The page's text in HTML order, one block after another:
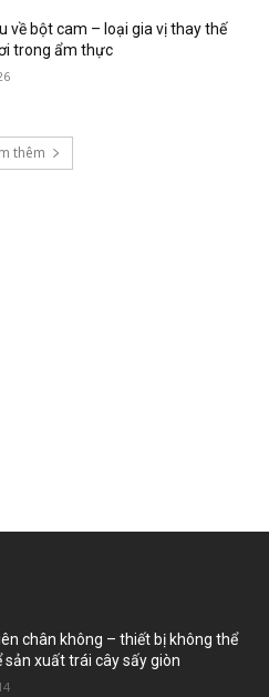
về bột cam – loại gia vị thay thế
trong ẩm thực
thêm
chân không – thiết bị không thể
sản xuất trái cây sấy giòn